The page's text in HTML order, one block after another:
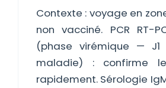
Contexte : voyage en
non vacciné. PCR RT-
(phase virémique —
maladie) : confirme
rapidement. Sérologie